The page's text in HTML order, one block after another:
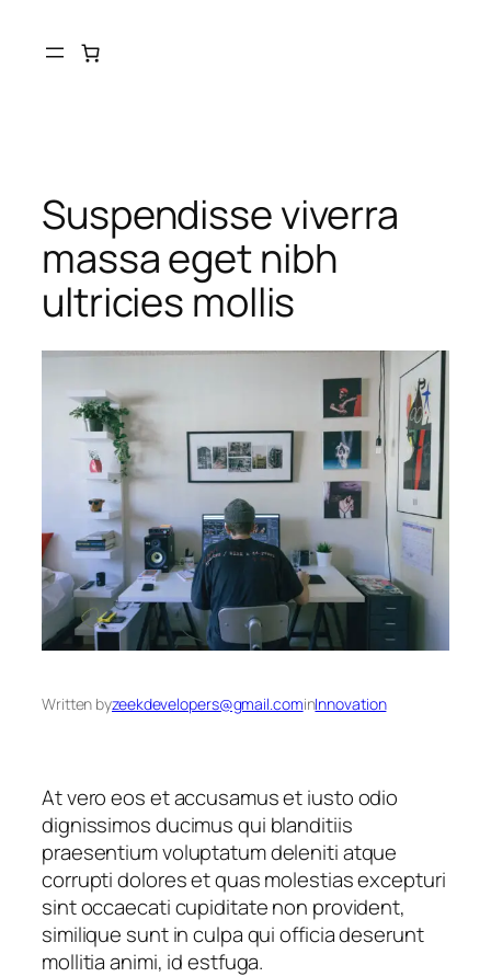
Suspendisse viverra
massa eget nibh
ultricies mollis
Written byzeekdevelopers@gmail.cominInnovation
At vero eos et accusamus et iusto odio
dignissimos ducimus qui blanditiis
praesentium voluptatum deleniti atque
corrupti dolores et quas molestias excepturi
sint occaecati cupiditate non provident,
similique sunt in culpa qui officia deserunt
mollitia animi, id estfuga.